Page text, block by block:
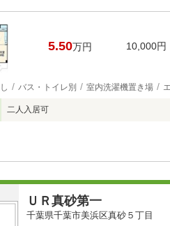
5.50万円 10,000円
バス・トイレ別 室内洗濯機置き場
二人入居可
ＵＲ真砂第一
千葉県千葉市美浜区真砂５丁目